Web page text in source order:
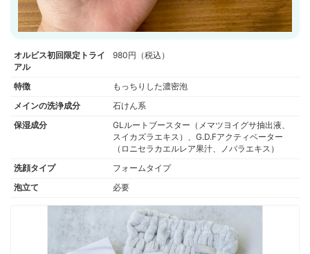
オルビス初回限定トライ
アル
980円（税込）
特徴
もっちりした濃密泡
メインの洗浄成分
石けん系
保湿成分
GLルートブースター（メマツヨイグサ抽出液、
スイカズラエキス）、G.D.Fアクティベーター
（ロニセラカエルレア果汁、ノバラエキス）
洗顔タイプ
フォームタイプ
泡立て
必要